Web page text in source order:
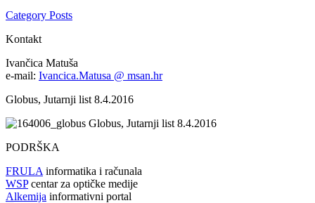
Category Posts
Kontakt
Ivančica Matuša
e-mail: Ivancica.Matusa @ msan.hr
Globus, Jutarnji list 8.4.2016
Globus, Jutarnji list 8.4.2016
PODRŠKA
FRULA informatika i računala
WSPcentar za optičke medije
Alkemija informativni portal